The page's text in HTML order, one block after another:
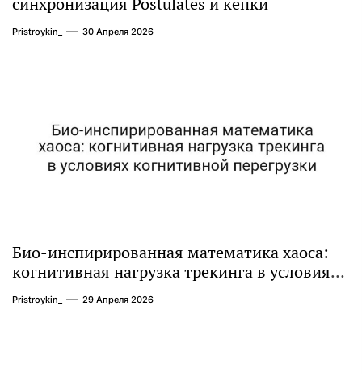
Pristroykin_ 30 Апреля 2026
Био-инспирированная математика хаоса:
когнитивная нагрузка трекинга в условиях
когнитивной перегрузки
Pristroykin_ 29 Апреля 2026